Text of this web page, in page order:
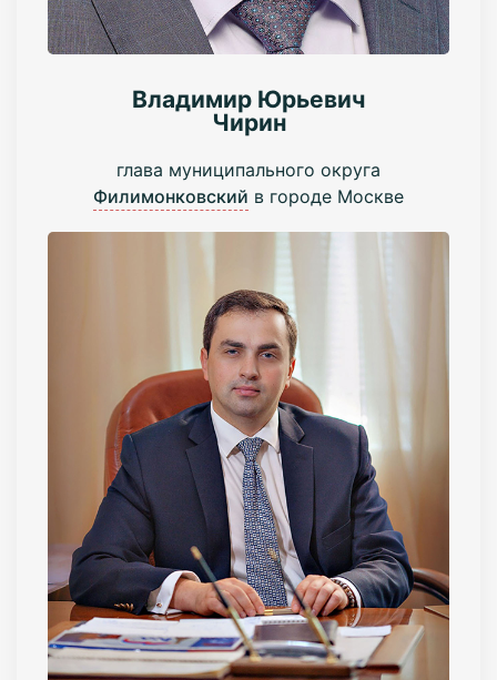
Владимир Юрьевич
Чирин
глава муниципального округа
Филимонковский в городе Москве